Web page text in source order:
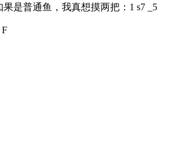
是普通鱼，我真想摸两把： 1 s7 _5